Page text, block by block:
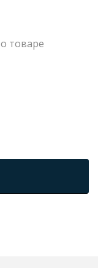
о товаре